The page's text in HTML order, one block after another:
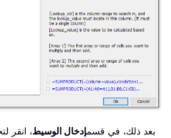
3. بعد ذلك، في قسمإدخال الوسيط، انقر